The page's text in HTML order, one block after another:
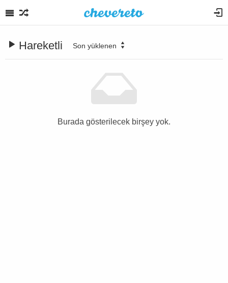
Hareketli Son yüklenen
Burada gösterilecek birşey yok.